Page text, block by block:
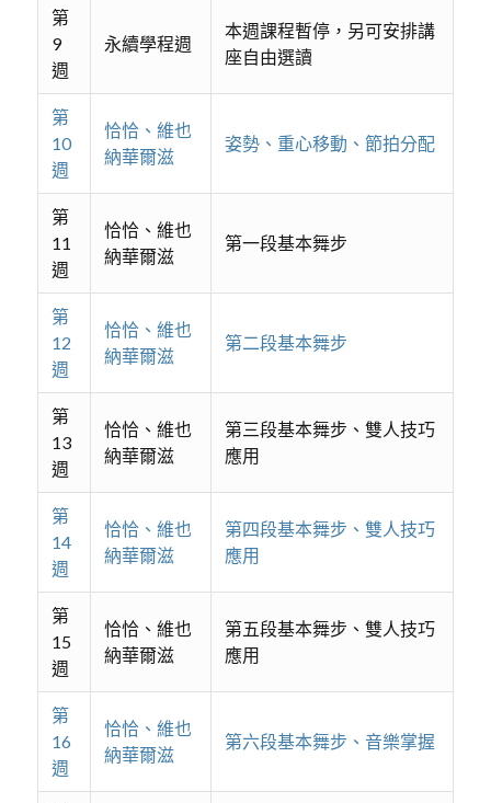
第
9
週
永續學程週
本週課程暫停，另可安排講
座自由選讀
第
10
週
恰恰、維也
納華爾滋
姿勢、重心移動、節拍分配
第
11
週
恰恰、維也
納華爾滋
第一段基本舞步
第
12
週
恰恰、維也
納華爾滋
第二段基本舞步
第
13
週
恰恰、維也
納華爾滋
第三段基本舞步、雙人技巧
應用
第
14
週
恰恰、維也
納華爾滋
第四段基本舞步、雙人技巧
應用
第
15
週
恰恰、維也
納華爾滋
第五段基本舞步、雙人技巧
應用
第
16
週
恰恰、維也
納華爾滋
第六段基本舞步、音樂掌握